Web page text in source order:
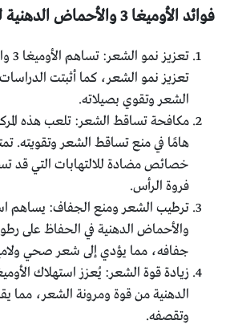
فوائد الأوميغا 3 والأحماض الدهنية لصحة الشعر
تعزيز نمو الشعر، كما أثبتت
الشعر وتقوي بصيلاته.
مكافحة تساقط الشعر: تلعب هذه
خصائص مضادة للالتهابات التي قد
فروة الرأس.
والأحماض الدهنية في الحفاظ على
جفافه، مما يؤدي إلى شعر صحي
الدهنية من قوة ومرونة الشعر، مما
وتقصفه.